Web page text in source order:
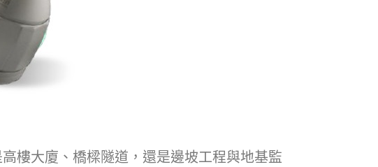
樓大廈、橋樑隧道，還是邊坡工程與地基監